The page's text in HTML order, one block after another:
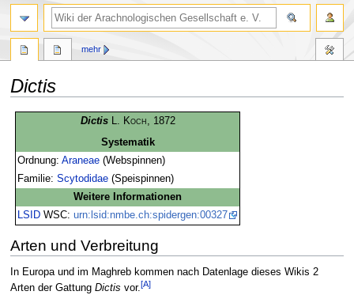
Dictis
Dictis L. Koch , 1872
Systematik
Ordnung:Araneae (Webspinnen)
Familie:Scytodidae (Speispinnen)
Weitere Informationen
LSID WSC:urn:lsid:nmbe.ch:spidergen:00327
Arten und Verbreitung
In Europa und im Maghreb kommen nach Datenlage dieses Wikis 2
Arten der Gattung Dictis vor.[A]
mehr